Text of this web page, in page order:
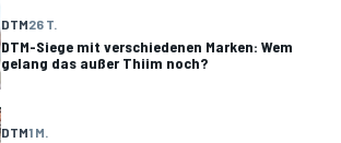
DTM26 T.
DTM-Siege mit verschiedenen Marken: Wem
gelang das außer Thiim noch?
DTM1 M.